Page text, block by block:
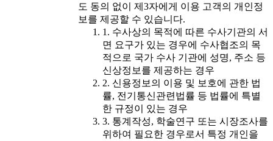
도 동의 없이 제3자에게 이용 고객의 개인정
보를 제공할 수 있습니다.
1. 수사상의 목적에 따른 수사기관의 서
면 요구가 있는 경우에 수사협조의 목
적으로 국가 수사 기관에 성명, 주소 등
신상정보를 제공하는 경우
2. 신용정보의 이용 및 보호에 관한 법
률, 전기통신관련법률 등 법률에 특별
한 규정이 있는 경우
3. 통계작성, 학술연구 또는 시장조사를
위하여 필요한 경우로서 특정 개인을